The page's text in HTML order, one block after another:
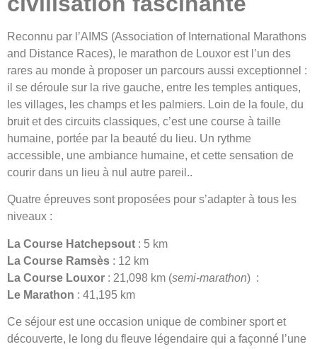
Reconnu par l’AIMS (Association of International Marathons
and Distance Races), le marathon de Louxor est l’un des
rares au monde à proposer un parcours aussi exceptionnel :
il se déroule sur la rive gauche, entre les temples antiques,
les villages, les champs et les palmiers. Loin de la foule, du
bruit et des circuits classiques, c’est une course à taille
humaine, portée par la beauté du lieu. Un rythme
accessible, une ambiance humaine, et cette sensation de
courir dans un lieu à nul autre pareil..
Quatre épreuves sont proposées pour s’adapter à tous les
niveaux :
La Course Hatchepsout : 5 km
La Course Ramsès : 12 km
La Course Louxor : 21,098 km (semi-marathon) :
Le Marathon : 41,195 km
Ce séjour est une occasion unique de combiner sport et
découverte, le long du fleuve légendaire qui a façonné l’une